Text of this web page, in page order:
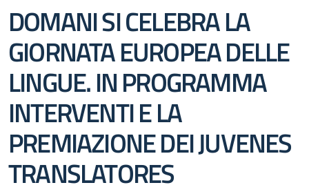
DOMANI SI CELEBRA LA
GIORNATA EUROPEA DELLE
LINGUE. IN PROGRAMMA
INTERVENTI E LA
PREMIAZIONE DEI JUVENES
TRANSLATORES